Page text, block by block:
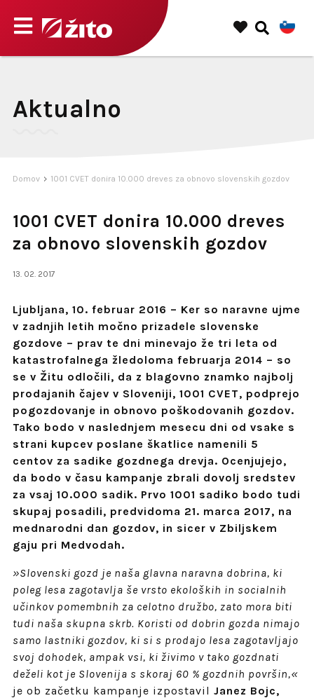
Aktualno
Domov 1001 CVET donira 10.000 dreves za obnovo slovenskih gozdov
1001 CVET donira 10.000 dreves
za obnovo slovenskih gozdov
13. 02. 2017
Ljubljana, 10. februar 2016 – Ker so naravne ujme
v zadnjih letih močno prizadele slovenske
gozdove – prav te dni minevajo že tri leta od
katastrofalnega žledoloma februarja 2014 – so
se v Žitu odločili, da z blagovno znamko najbolj
prodajanih čajev v Sloveniji, 1001 CVET, podprejo
pogozdovanje in obnovo poškodovanih gozdov.
Tako bodo v naslednjem mesecu dni od vsake s
strani kupcev poslane škatlice namenili 5
centov za sadike gozdnega drevja. Ocenjujejo,
da bodo v času kampanje zbrali dovolj sredstev
za vsaj 10.000 sadik. Prvo 1001 sadiko bodo tudi
skupaj posadili, predvidoma 21. marca 2017, na
mednarodni dan gozdov, in sicer v Zbiljskem
gaju pri Medvodah.
»Slovenski gozd je naša glavna naravna dobrina, ki
poleg lesa zagotavlja še vrsto ekoloških in socialnih
učinkov pomembnih za celotno družbo, zato mora biti
tudi naša skupna skrb. Koristi od dobrin gozda nimajo
samo lastniki gozdov, ki si s prodajo lesa zagotavljajo
svoj dohodek, ampak vsi, ki živimo v tako gozdnati
deželi kot je Slovenija s skoraj 60 % gozdnih površin,«
je ob začetku kampanje izpostavil Janez Bojc,